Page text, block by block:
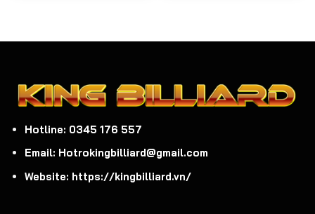
Hotline: 0345 176 557
Email: Hotrokingbilliard@gmail.com
Website: https://kingbilliard.vn/